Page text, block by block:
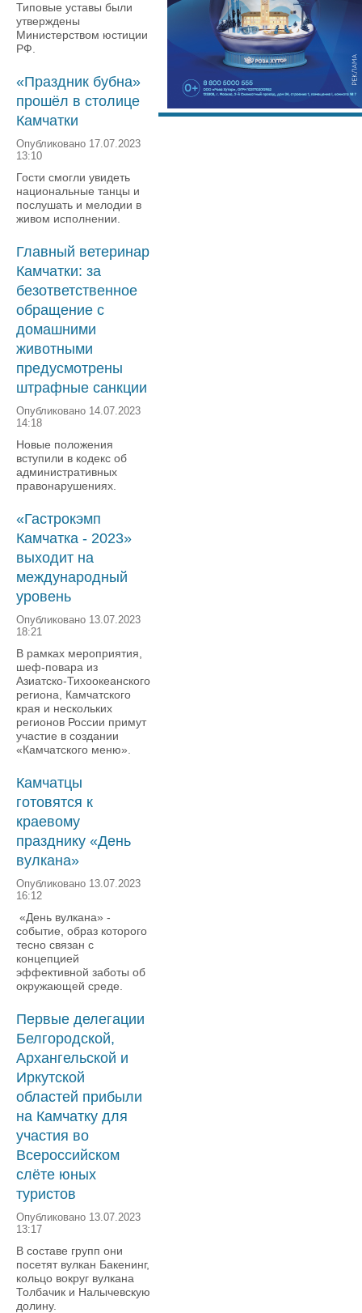
Типовые уставы были
утверждены
Министерством юстиции
РФ.
«Праздник бубна»
прошёл в столице
Камчатки
Опубликовано 17.07.2023
13:10
Гости смогли увидеть
национальные танцы и
послушать и мелодии в
живом исполнении.
Главный ветеринар
Камчатки: за
безответственное
обращение с
домашними
животными
предусмотрены
штрафные санкции
Опубликовано 14.07.2023
14:18
Новые положения
вступили в кодекс об
административных
правонарушениях.
«Гастрокэмп
Камчатка - 2023»
выходит на
международный
уровень
Опубликовано 13.07.2023
18:21
В рамках мероприятия,
шеф-повара из
Азиатско-Тихоокеанского
региона, Камчатского
края и нескольких
регионов России примут
участие в создании
«Камчатского меню».
Камчатцы
готовятся к
краевому
празднику «День
вулкана»
Опубликовано 13.07.2023
16:12
«День вулкана» -
событие, образ которого
тесно связан с
концепцией
эффективной заботы об
окружающей среде.
Первые делегации
Белгородской,
Архангельской и
Иркутской
областей прибыли
на Камчатку для
участия во
Всероссийском
слёте юных
туристов
Опубликовано 13.07.2023
13:17
В составе групп они
посетят вулкан Бакенинг,
кольцо вокруг вулкана
Толбачик и Налычевскую
долину.